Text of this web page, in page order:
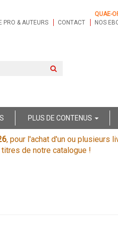
PRO & AUTEURS CONTACT
QUAE-
NOS
PLUS DE CONTENUS
, pour l'achat d'un ou plusieurs
de notre catalogue !